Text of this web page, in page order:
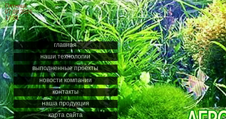
Пятница
07.08.2026
17:31
главная
наши технологии
выполненные проекты
новости компании
контакты
наша продукция
карта сайта